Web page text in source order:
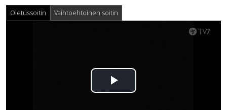
Oletussoitin Vaihtoehtoinen soitin
Toista